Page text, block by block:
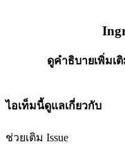
ดูคำธิบายเพิ่มเ
ไอเท็มนี้ดูแลเกี่ยวกับ
ช่วยเติม Issue